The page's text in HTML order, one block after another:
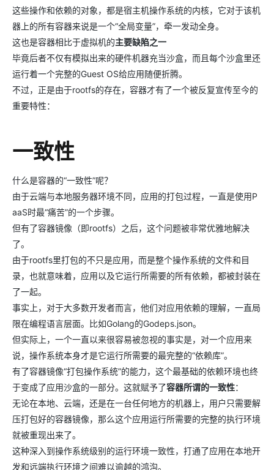
这些操作和依赖的对象，都是宿主机操作系统的内核，它对于该机
器上的所有容器来说是一个“全局变量”，牵一发动全身。
这也是容器相比于虚拟机的主要缺陷之一
毕竟后者不仅有模拟出来的硬件机器充当沙盒，而且每个沙盒里还
运行着一个完整的Guest OS给应用随便折腾。
不过，正是由于rootfs的存在，容器才有了一个被反复宣传至今的
重要特性：
一致性
什么是容器的“一致性”呢？
由于云端与本地服务器环境不同，应用的打包过程，一直是使用P
aaS时最“痛苦”的一个步骤。
但有了容器镜像（即rootfs）之后，这个问题被非常优雅地解决
了。
由于rootfs里打包的不只是应用，而是整个操作系统的文件和目
录，也就意味着，应用以及它运行所需要的所有依赖，都被封装在
了一起。
事实上，对于大多数开发者而言，他们对应用依赖的理解，一直局
限在编程语言层面。比如Golang的Godeps.json。
但实际上，一个一直以来很容易被忽视的事实是，对一个应用来
说，操作系统本身才是它运行所需要的最完整的“依赖库”。
有了容器镜像“打包操作系统”的能力，这个最基础的依赖环境也终
于变成了应用沙盒的一部分。这就赋予了容器所谓的一致性：
无论在本地、云端，还是在一台任何地方的机器上，用户只需要解
压打包好的容器镜像，那么这个应用运行所需要的完整的执行环境
就被重现出来了。
这种深入到操作系统级别的运行环境一致性，打通了应用在本地开
发和远端执行环境之间难以逾越的鸿沟。